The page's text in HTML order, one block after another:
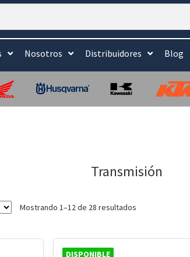
Nosotros Distribuidores Blog
Transmisión
Mostrando 1–12 de 28 resultados
DISPONIBLE